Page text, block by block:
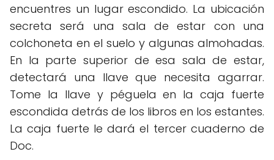
encuentres un lugar escondido. La ubicación
secreta será una sala de estar con una
colchoneta en el suelo y algunas almohadas.
En la parte superior de esa sala de estar,
detectará una llave que necesita agarrar.
Tome la llave y péguela en la caja fuerte
escondida detrás de los libros en los estantes.
La caja fuerte le dará el tercer cuaderno de
Doc.